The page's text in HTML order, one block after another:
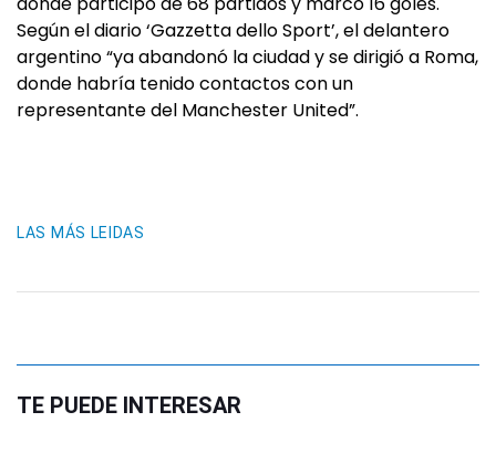
Según el diario ‘Gazzetta dello Sport’, el delantero
argentino “ya abandonó la ciudad y se dirigió a Roma,
donde habría tenido contactos con un
representante del Manchester United”.
LAS MÁS LEIDAS
TE PUEDE INTERESAR